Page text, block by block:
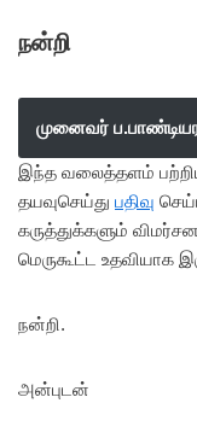
நன்றி
முனைவர்
இந்த வலைத்தளம்
தயவுசெய்து பதிவு
கருத்துக்களும்
மெருகூட்ட உதவியாக
நன்றி.
அன்புடன்